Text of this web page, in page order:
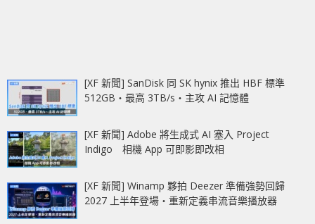
[XF 新聞] SanDisk 同 SK hynix 推出 HBF 標準
512GB‧最高 3TB/s‧主攻 AI 記憶體
[XF 新聞] Adobe 將生成式 AI 塞入 Project
Indigo 相機 App 可即影即改相
[XF 新聞] Winamp 夥拍 Deezer 準備強勢回歸
2027 上半年登場‧重新定義串流音樂播放器